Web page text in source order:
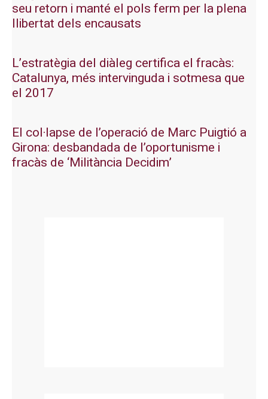
seu retorn i manté el pols ferm per la plena
llibertat dels encausats
L’estratègia del diàleg certifica el fracàs:
Catalunya, més intervinguda i sotmesa que
el 2017
El col·lapse de l’operació de Marc Puigtió a
Girona: desbandada de l’oportunisme i
fracàs de ‘Militància Decidim’